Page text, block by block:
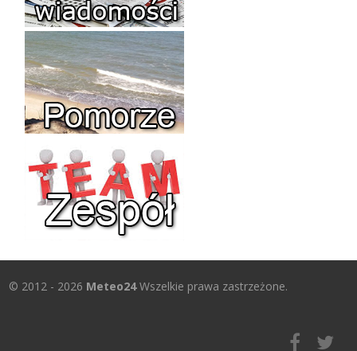
© 2012 - 2026 Meteo24Wszelkie prawa zastrzeżone.